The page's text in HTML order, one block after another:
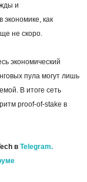
и
экономике, как
не скоро.
экономический
пула могут лишь
В итоге сеть
proof-of-stake в
в Telegram.